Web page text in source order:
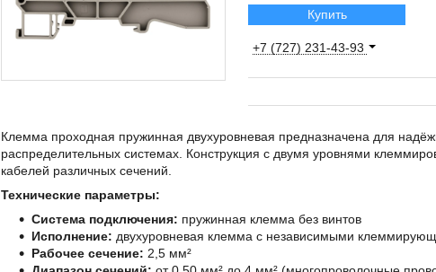
Купить
+7 (727) 231-43-93
Клемма проходная пружинная двухуровневая предназначена для
распределительных системах. Конструкция с двумя уровнями
кабелей различных сечений.
Технические параметры:
Система подключения: пружинная клемма без винтов
Исполнение: двухуровневая клемма с независимыми
Рабочее сечение: 2,5 мм²